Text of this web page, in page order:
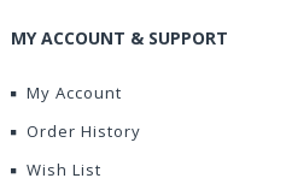
MY ACCOUNT & SUPPORT
My Account
Order History
Wish List